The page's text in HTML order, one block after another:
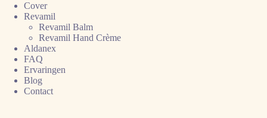
Cover
Revamil
Revamil Balm
Revamil Hand Crème
Aldanex
FAQ
Ervaringen
Blog
Contact